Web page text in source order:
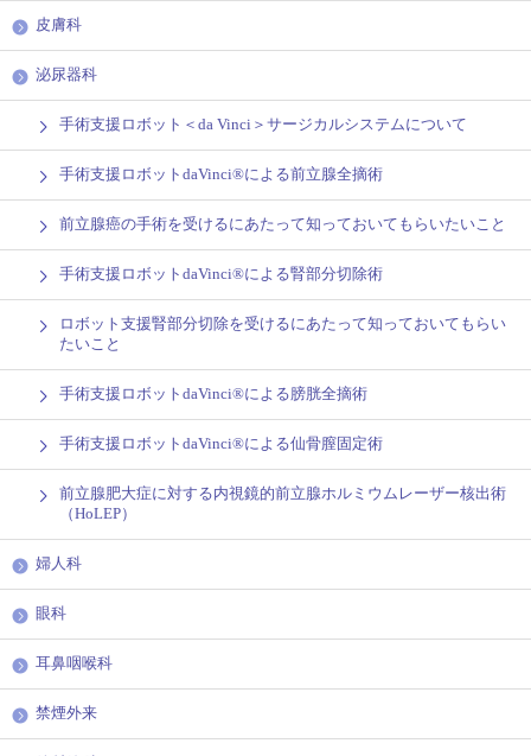
皮膚科
泌尿器科
手術支援ロボット＜da Vinci＞サージカルシステムについて
手術支援ロボットdaVinci®による前立腺全摘術
前立腺癌の手術を受けるにあたって知っておいてもらいたいこと
手術支援ロボットdaVinci®による腎部分切除術
ロボット支援腎部分切除を受けるにあたって知っておいてもらい
たいこと
手術支援ロボットdaVinci®による膀胱全摘術
手術支援ロボットdaVinci®による仙骨膣固定術
前立腺肥大症に対する内視鏡的前立腺ホルミウムレーザー核出術
（HoLEP）
婦人科
眼科
耳鼻咽喉科
禁煙外来